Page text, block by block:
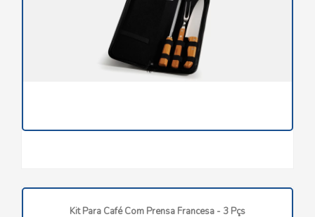
Kit Para Café Com Prensa Francesa - 3 Pçs